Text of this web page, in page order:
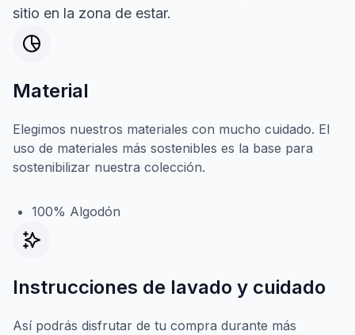
sitio en la zona de estar.
Material
Elegimos nuestros materiales con mucho cuidado. El
uso de materiales más sostenibles es la base para
sostenibilizar nuestra colección.
100% Algodón
Instrucciones de lavado y cuidado
Así podrás disfrutar de tu compra durante más